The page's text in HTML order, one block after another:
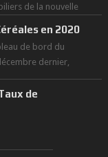
de la nouvelle
en 2020
de bord du
dernier,
man...
de